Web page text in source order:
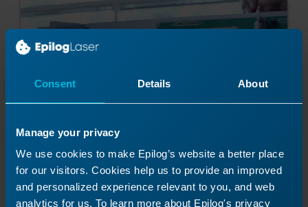
Consent Details About
Manage your privacy
We use cookies to make Epilog’s website a better place
for our visitors. Cookies help us to provide an improved
and personalized experience relevant to you, and web
analytics for us. To learn more about Epilog's privacy
Draai de twee kruiskopschroeven los op de
metalen plaat aan de zijkant van de x-as motor.